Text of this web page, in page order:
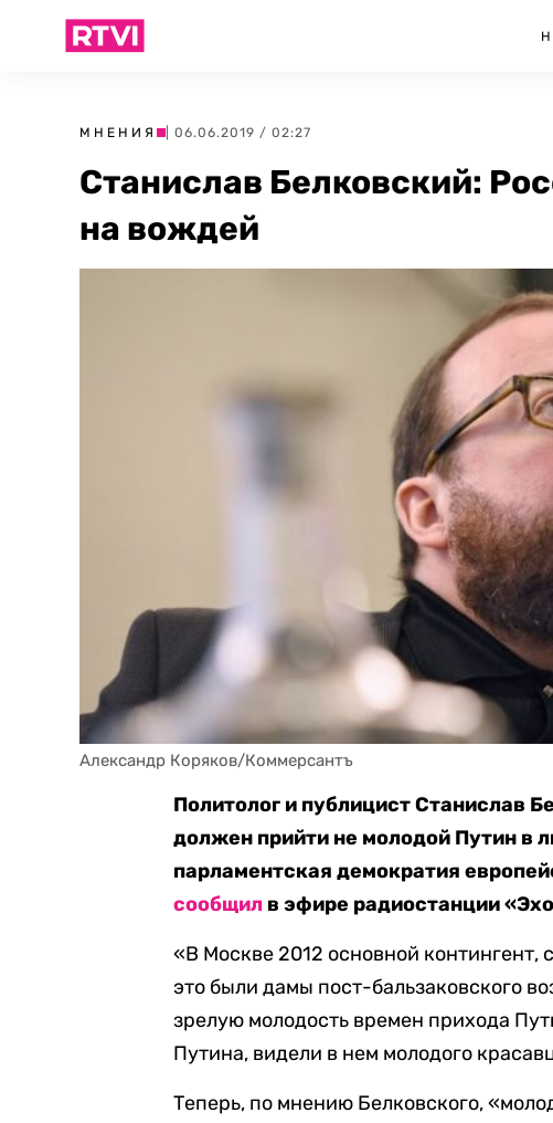
МНЕНИЯ | 06.06.2019 / 02:27
Станислав Белковский:
на вождей
Александр Коряков/Коммерсантъ
Политолог и публицист Станислав
должен прийти не молодой Путин в
парламентская демократия
сообщил в эфире радиостанции
«В Москве 2012 основной контингент,
это были дамы пост-бальзаковского
зрелую молодость времен прихода
Путина, видели в нем молодого
Теперь, по мнению Белковского,